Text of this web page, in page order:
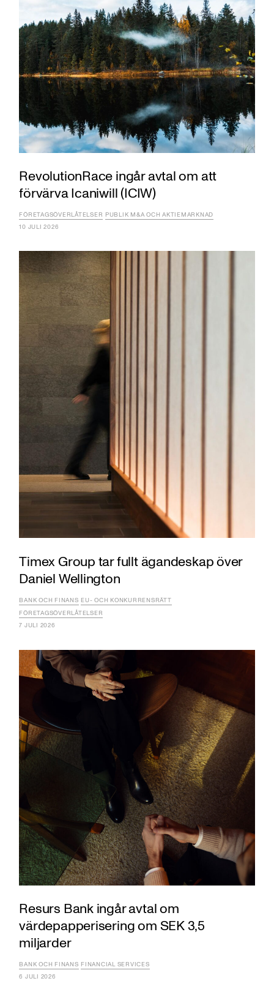
RevolutionRace ingår avtal om att
förvärva Icaniwill (ICIW)
FÖRETAGSÖVERLÅTELSER PUBLIK M&A OCH AKTIEMARKNAD
10 JULI 2026
Timex Group tar fullt ägandeskap över
Daniel Wellington
BANK OCH FINANS EU- OCH KONKURRENSRÄTT
FÖRETAGSÖVERLÅTELSER
7 JULI 2026
Resurs Bank ingår avtal om
värdepapperisering om SEK 3,5
miljarder
BANK OCH FINANS FINANCIAL SERVICES
6 JULI 2026